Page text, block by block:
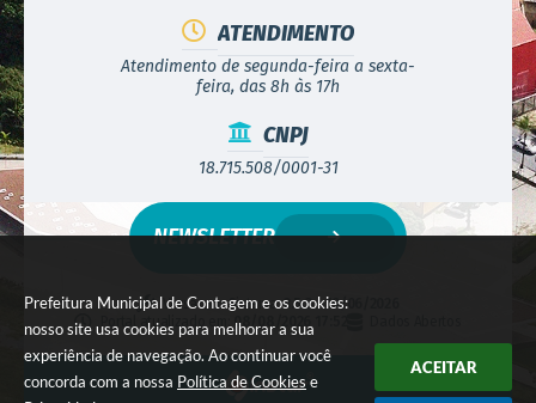
Prefeitura Municipal de Contagem e os cookies:
nosso site usa cookies para melhorar a sua
experiência de navegação. Ao continuar você
concorda com a nossa Política de Cookies e
ACEITAR
ATENDIMENTO
Atendimento de segunda-feira a sexta-
feira, das 8h às 17h
CNPJ
18.715.508/0001-31
Versão do Sistema:3.5.3 - 19/06/2026
Portal atualizado em:
08/08/2026 17:52
NEWSLETTER